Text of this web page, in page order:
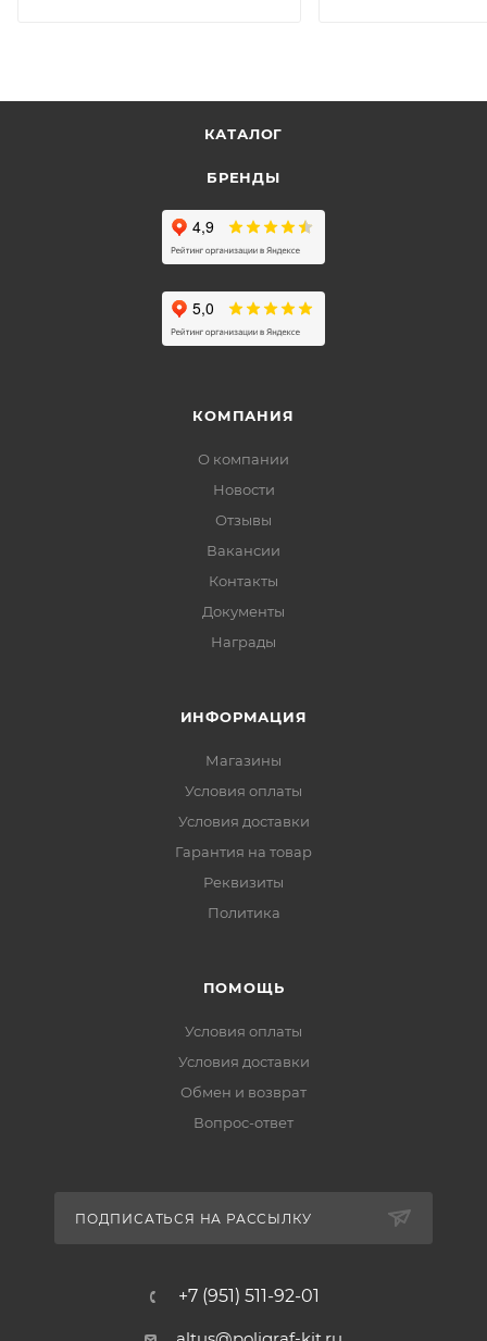
КАТАЛОГ
БРЕНДЫ
КОМПАНИЯ
О компании
Новости
Отзывы
Вакансии
Контакты
Документы
Награды
ИНФОРМАЦИЯ
Магазины
Условия оплаты
Условия доставки
Гарантия на товар
Реквизиты
Политика
ПОМОЩЬ
Условия оплаты
Условия доставки
Обмен и возврат
Вопрос-ответ
ПОДПИСАТЬСЯ НА РАССЫЛКУ
+7 (951) 511-92-01